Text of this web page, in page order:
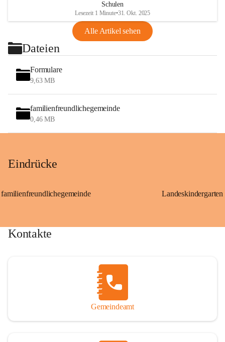
Schulen
Lesezeit 1 Minute•31. Okt. 2025
Alle Artikel sehen
Dateien
Formulare
9,63 MB
familienfreundlichegemeinde
0,46 MB
Eindrücke
familienfreundlichegemeinde
Kontakte
Gemeindeamt